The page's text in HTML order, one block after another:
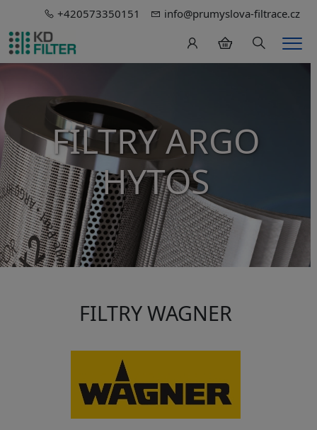
+420573350151 info@prumyslova-filtrace.cz
Hledání
FILTRY ARGO
HYTOS
FILTRY WAGNER